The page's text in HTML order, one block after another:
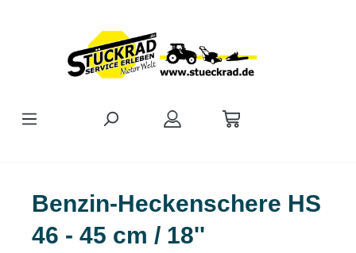
Benzin-Heckenschere HS
46 - 45 cm / 18''